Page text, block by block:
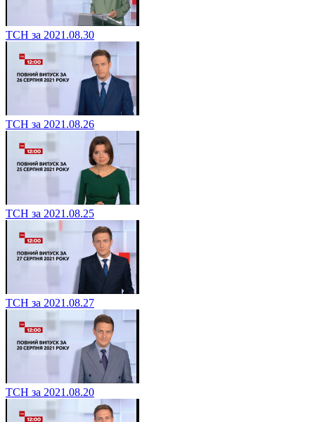
ТСН за 2021.08.30
ТСН за 2021.08.26
ТСН за 2021.08.25
ТСН за 2021.08.27
ТСН за 2021.08.20